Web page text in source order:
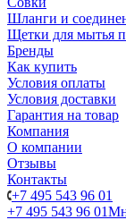
Шланги и
Щетки для мытья
Бренды
Как купить
Условия оплаты
Условия доставки
Гарантия на товар
Компания
О компании
Отзывы
Контакты
+7 495 543 96 01
+7 495 543 96 01